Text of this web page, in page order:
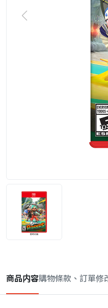
商品内容購物條款、訂單修